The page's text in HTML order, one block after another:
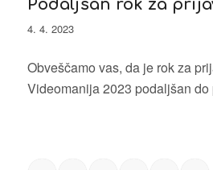
Podaljšan rok za
4. 4. 2023
Obveščamo vas, da je rok za
Videomanija 2023 podaljšan do